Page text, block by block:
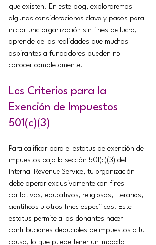
que existen. En este blog, exploraremos
algunas consideraciones clave y pasos para
iniciar una organización sin fines de lucro,
aprende de las realidades que muchos
aspirantes a fundadores pueden no
conocer completamente.
Los Criterios para la
Exención de Impuestos
501(c)(3)
Para calificar para el estatus de exención de
impuestos bajo la sección 501(c)(3) del
Internal Revenue Service, tu organización
debe operar exclusivamente con fines
caritativos, educativos, religiosos, literarios,
científicos u otros fines específicos. Este
estatus permite a los donantes hacer
contribuciones deducibles de impuestos a tu
causa, lo que puede tener un impacto